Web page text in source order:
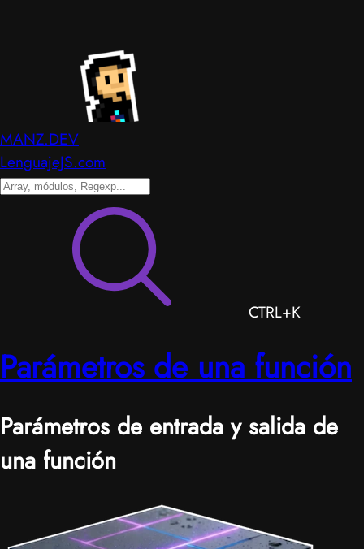
MANZ.DEV
LenguajeJS.com
CTRL+K
Parámetros de una función
Parámetros de entrada y salida de
una función